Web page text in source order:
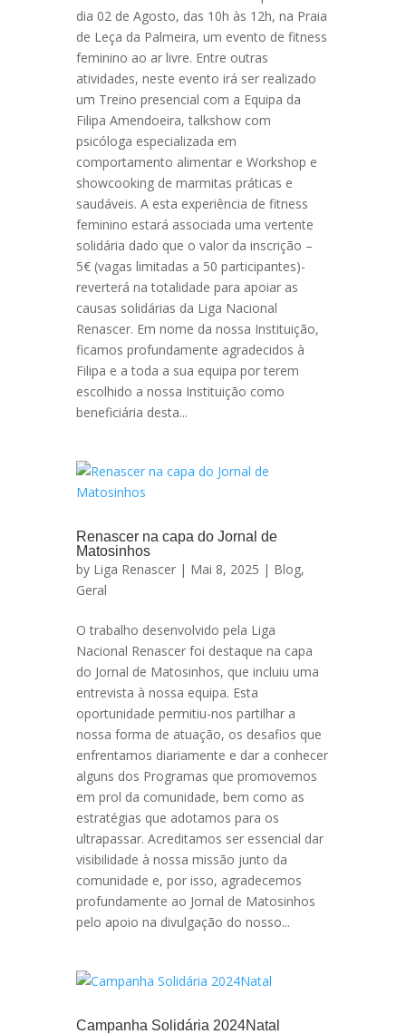
dia 02 de Agosto, das 10h às 12h, na Praia
de Leça da Palmeira, um evento de fitness
feminino ao ar livre. Entre outras
atividades, neste evento irá ser realizado
um Treino presencial com a Equipa da
Filipa Amendoeira, talkshow com
psicóloga especializada em
comportamento alimentar e Workshop e
showcooking de marmitas práticas e
saudáveis. A esta experiência de fitness
feminino estará associada uma vertente
solidária dado que o valor da inscrição –
5€ (vagas limitadas a 50 participantes)-
reverterá na totalidade para apoiar as
causas solidárias da Liga Nacional
Renascer. Em nome da nossa Instituição,
ficamos profundamente agradecidos à
Filipa e a toda a sua equipa por terem
escolhido a nossa Instituição como
beneficiária desta...
Renascer na capa do Jornal de
Matosinhos
by Liga Renascer | Mai 8, 2025 | Blog,
Geral
O trabalho desenvolvido pela Liga
Nacional Renascer foi destaque na capa
do Jornal de Matosinhos, que incluiu uma
entrevista à nossa equipa. Esta
oportunidade permitiu-nos partilhar a
nossa forma de atuação, os desafios que
enfrentamos diariamente e dar a conhecer
alguns dos Programas que promovemos
em prol da comunidade, bem como as
estratégias que adotamos para os
ultrapassar. Acreditamos ser essencial dar
visibilidade à nossa missão junto da
comunidade e, por isso, agradecemos
profundamente ao Jornal de Matosinhos
pelo apoio na divulgação do nosso...
Campanha Solidária 2024Natal